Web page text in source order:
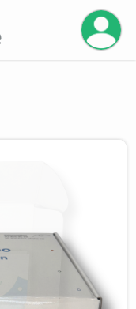
Gérez